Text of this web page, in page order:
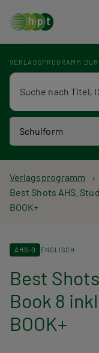
VERLAGSPROGRAMM
Schulform
Verlagsprogramm
P
f
d
n
a
v
Verlagsprogramm
Best Shots AHS.
BOOK+
AHS-O ENGLISCH
Best
Book 8
BOOK+